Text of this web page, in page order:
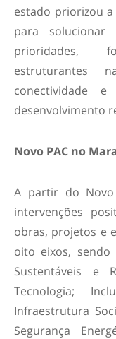
estado priorizou
para solucionar
prioridades,
estruturantes
conectividade
desenvolvimento
Novo PAC no
A partir do Novo
intervenções
obras, projetos e
oito eixos, sendo
Sustentáveis e
Tecnologia;
Infraestrutura
Segurança